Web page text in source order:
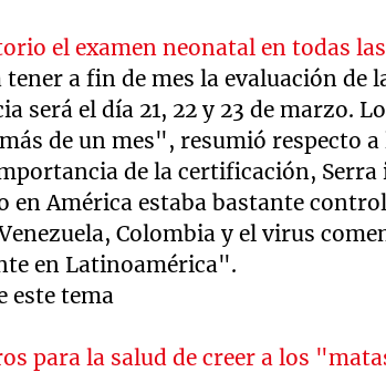
el examen neonatal en todas
a fin de mes la evaluación de
será el día 21, 22 y 23 de marzo.
de un mes", resumió respecto
de la certificación,
en América estaba bastante
Colombia y el virus
en Latinoamérica".
este tema
para la salud de creer a los